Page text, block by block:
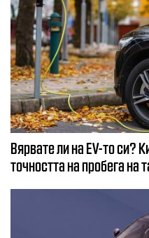
Вярвате ли на EV-то си?
точността на пробега на